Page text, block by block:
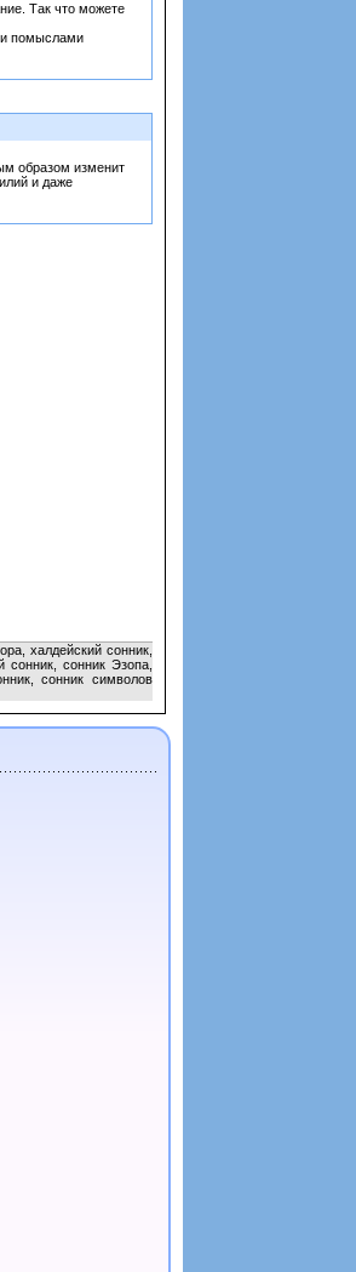
Так что можете
помыслами
образом изменит
и даже
халдейский сонник,
сонник, сонник Эзопа,
сонник символов